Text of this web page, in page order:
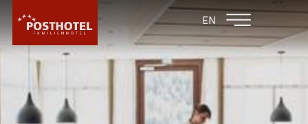
EN
ZURÜCK ZU DEN
FAMILIENHOTELS
FAMILIENHOTEL
FURGLER
HOTEL
HOTEL